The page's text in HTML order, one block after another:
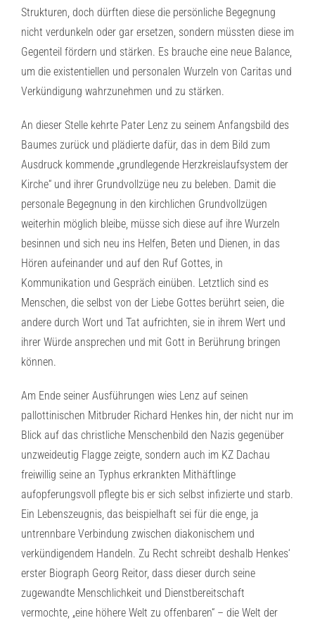
Strukturen, doch dürften diese die persönliche Begegnung
nicht verdunkeln oder gar ersetzen, sondern müssten diese im
Gegenteil fördern und stärken. Es brauche eine neue Balance,
um die existentiellen und personalen Wurzeln von Caritas und
Verkündigung wahrzunehmen und zu stärken.
An dieser Stelle kehrte Pater Lenz zu seinem Anfangsbild des
Baumes zurück und plädierte dafür, das in dem Bild zum
Ausdruck kommende „grundlegende Herzkreislaufsystem der
Kirche“ und ihrer Grundvollzüge neu zu beleben. Damit die
personale Begegnung in den kirchlichen Grundvollzügen
weiterhin möglich bleibe, müsse sich diese auf ihre Wurzeln
besinnen und sich neu ins Helfen, Beten und Dienen, in das
Hören aufeinander und auf den Ruf Gottes, in
Kommunikation und Gespräch einüben. Letztlich sind es
Menschen, die selbst von der Liebe Gottes berührt seien, die
andere durch Wort und Tat aufrichten, sie in ihrem Wert und
ihrer Würde ansprechen und mit Gott in Berührung bringen
können.
Am Ende seiner Ausführungen wies Lenz auf seinen
pallottinischen Mitbruder Richard Henkes hin, der nicht nur im
Blick auf das christliche Menschenbild den Nazis gegenüber
unzweideutig Flagge zeigte, sondern auch im KZ Dachau
freiwillig seine an Typhus erkrankten Mithäftlinge
aufopferungsvoll pflegte bis er sich selbst infizierte und starb.
Ein Lebenszeugnis, das beispielhaft sei für die enge, ja
untrennbare Verbindung zwischen diakonischem und
verkündigendem Handeln. Zu Recht schreibt deshalb Henkes‘
erster Biograph Georg Reitor, dass dieser durch seine
zugewandte Menschlichkeit und Dienstbereitschaft
vermochte, „eine höhere Welt zu offenbaren“ – die Welt der